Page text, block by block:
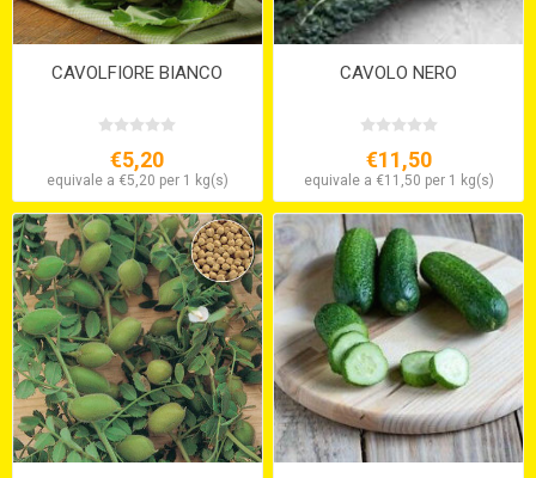
CAVOLFIORE BIANCO
€5,20
equivale a €5,20 per 1 kg(s)
CAVOLO NERO
€11,50
equivale a €11,50 per 1 kg(s)